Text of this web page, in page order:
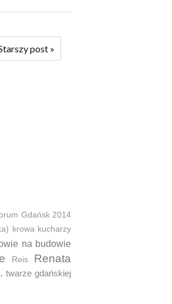
post »
Gdańsk 2014
krowa kucharzy
na budowie
Reis
Renata
twarze gdańskiej